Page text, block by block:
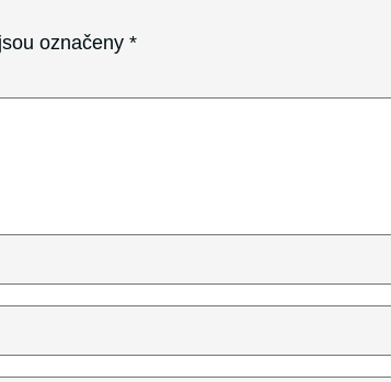
označeny*